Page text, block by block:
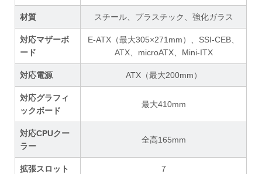
材質 スチール、プラスチック、強化ガラス
対応マザーボ
ード
E-ATX（最大305×271mm）、SSI-CEB、
ATX、microATX、Mini-ITX
対応電源 ATX（最大200mm）
対応グラフィ
ックボード
最大410mm
対応CPUクー
ラー
全高165mm
拡張スロット 7